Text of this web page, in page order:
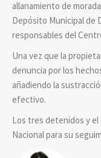
allanamiento de
Depósito Municipal de
responsables del
Una vez que la
denuncia por los
añadiendo la
efectivo.
Los tres detenidos y
Nacional para su